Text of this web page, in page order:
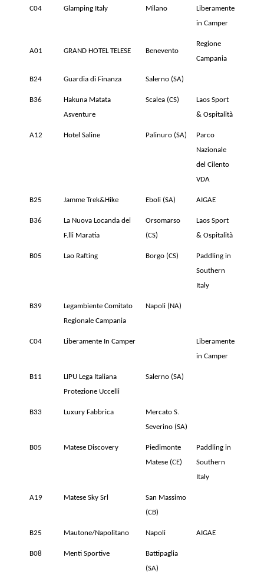
C04 Glamping Italy Milano
Liberamente
in Camper
A01 GRAND HOTEL TELESE Benevento
Regione
Campania
B24 Guardia di Finanza Salerno (SA)
B36
Hakuna Matata
Asventure
Scalea (CS)
Laos Sport
& Ospitalità
A12 Hotel Saline Palinuro (SA)
Parco
Nazionale
del Cilento
VDA
B25 Jamme Trek&Hike Eboli (SA) AIGAE
B36
La Nuova Locanda dei
F.lli Maratia
Orsomarso
(CS)
Laos Sport
& Ospitalità
B05 Lao Rafting Borgo (CS)
Paddling in
Southern
Italy
B39
Legambiente Comitato
Regionale Campania
Napoli (NA)
C04 Liberamente In Camper
Liberamente
in Camper
B11
LIPU Lega Italiana
Protezione Uccelli
Salerno (SA)
B33 Luxury Fabbrica
Mercato S.
Severino (SA)
B05 Matese Discovery
Piedimonte
Matese (CE)
Paddling in
Southern
Italy
A19 Matese Sky Srl
San Massimo
(CB)
B25 Mautone/Napolitano Napoli AIGAE
B08 Menti Sportive
Battipaglia
(SA)